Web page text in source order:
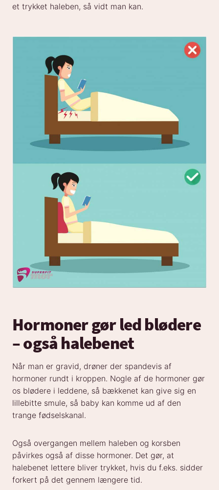
et trykket haleben, så vidt man kan.
Hormoner gør led blødere
– også halebenet
Når man er gravid, drøner der spandevis af
hormoner rundt i kroppen. Nogle af de hormoner gør
os blødere i leddene, så bækkenet kan give sig en
lillebitte smule, så baby kan komme ud af den
trange fødselskanal.
Også overgangen mellem haleben og korsben
påvirkes også af disse hormoner. Det gør, at
halebenet lettere bliver trykket, hvis du f.eks. sidder
forkert på det gennem længere tid.